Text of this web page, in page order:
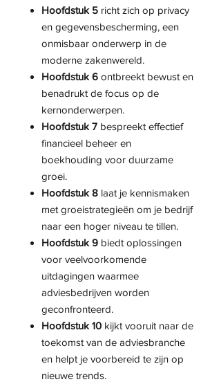
Hoofdstuk 5 richt zich op privacy
en gegevensbescherming, een
onmisbaar onderwerp in de
moderne zakenwereld.
Hoofdstuk 6 ontbreekt bewust en
benadrukt de focus op de
kernonderwerpen.
Hoofdstuk 7 bespreekt effectief
financieel beheer en
boekhouding voor duurzame
groei.
Hoofdstuk 8 laat je kennismaken
met groeistrategieën om je bedrijf
naar een hoger niveau te tillen.
Hoofdstuk 9 biedt oplossingen
voor veelvoorkomende
uitdagingen waarmee
adviesbedrijven worden
geconfronteerd.
Hoofdstuk 10 kijkt vooruit naar de
toekomst van de adviesbranche
en helpt je voorbereid te zijn op
nieuwe trends.